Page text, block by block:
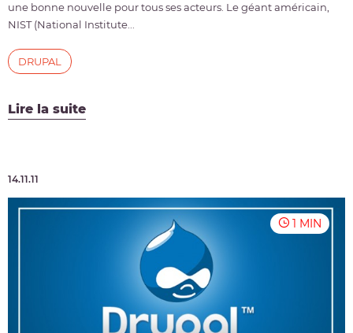
une bonne nouvelle pour tous ses acteurs. Le géant américain,
NIST (National Institute...
Lire la suite
DRUPAL
14.11.11
1 MIN